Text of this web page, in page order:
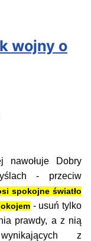
wojny o
Dobry
- przeciw
spokojne światło
- usuń tylko
prawdy, a z nią
z